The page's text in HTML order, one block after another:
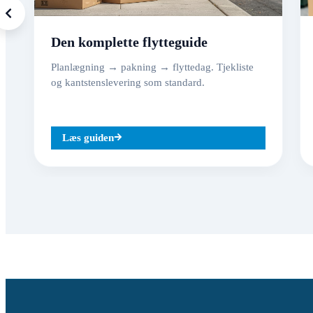
Den komplette flytteguide
Planlægning → pakning → flyttedag. Tjekliste
og kantstenslevering som standard.
Læs guiden